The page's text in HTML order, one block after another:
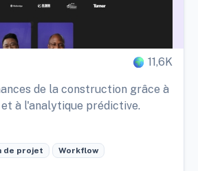
11,6K
de la construction grâce à
à l'analytique prédictive.
de projet Workflow